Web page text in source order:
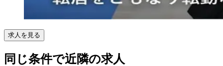
求人を見る
同じ条件で近隣の求人